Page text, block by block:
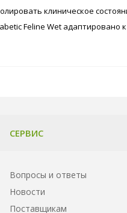
клиническое
Feline Wet
СЕРВИС
Вопросы и ответы
Новости
Поставщикам